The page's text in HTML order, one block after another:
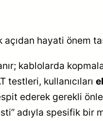
hayati önem
kablolarda
kullanıcıları
ederek gerekli
adıyla spesifik